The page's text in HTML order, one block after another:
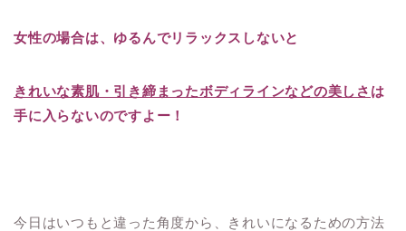
女性の場合は、ゆるんでリラックスしないと
きれいな素肌・引き締まったボディラインなどの美しさ は
手に入らないのですよー！
今日はいつもと違った角度から、きれいになるための方法